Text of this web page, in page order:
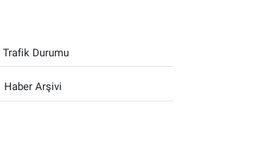
Trafik Durumu
Haber Arşivi